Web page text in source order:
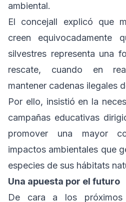
ambiental.
El concejall explicó que
creen equivocadamente
silvestres representa una
rescate, cuando en
mantener cadenas ilegales
Por ello, insistió en la
campañas educativas
promover una mayor
impactos ambientales que
especies de sus hábitats
Una apuesta por el futuro
De cara a los próximos